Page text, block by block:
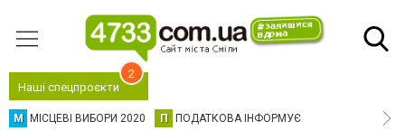
Наші спецпроєкти
2
М МІСЦЕВІ ВИБОРИ 2020 П ПОДАТКОВА ІНФОРМУЄ